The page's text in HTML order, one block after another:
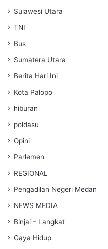
Sulawesi Utara
TNI
Bus
Sumatera Utara
Berita Hari Ini
Kota Palopo
hiburan
poldasu
Opini
Parlemen
REGIONAL
Pengadilan Negeri Medan
NEWS MEDIA
Binjai – Langkat
Gaya Hidup